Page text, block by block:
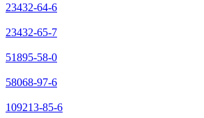
23432-64-6
23432-65-7
51895-58-0
58068-97-6
109213-85-6